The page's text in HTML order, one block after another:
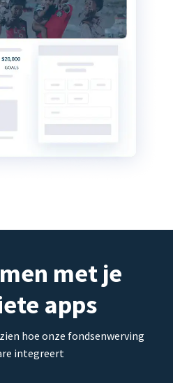
met je
apps
hoe onze fondsenwerving
integreert